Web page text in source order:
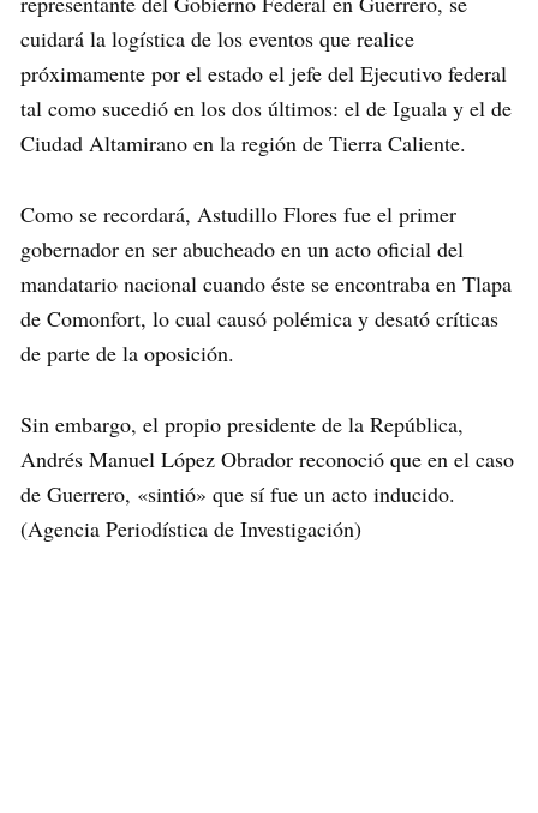
cuidará la logística de los eventos que realice
próximamente por el estado el jefe del Ejecutivo federal
tal como sucedió en los dos últimos: el de Iguala y el de
Ciudad Altamirano en la región de Tierra Caliente.
Como se recordará, Astudillo Flores fue el primer
gobernador en ser abucheado en un acto oficial del
mandatario nacional cuando éste se encontraba en Tlapa
de Comonfort, lo cual causó polémica y desató críticas
de parte de la oposición.
Sin embargo, el propio presidente de la República,
Andrés Manuel López Obrador reconoció que en el caso
de Guerrero, «sintió» que sí fue un acto inducido.
(Agencia Periodística de Investigación)